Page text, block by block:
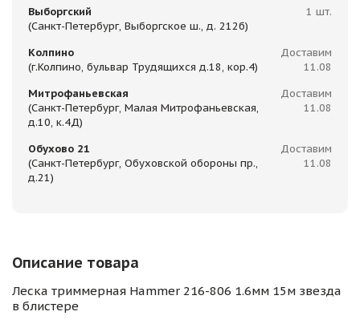
Выборгский
(Санкт-Петербург, Выборгское ш., д. 212б)
1 шт.
Колпино
(г.Колпино, бульвар Трудящихся д.18, кор.4)
Доставим
11.08
Митрофаньевская
(Санкт-Петербург, Малая Митрофаньевская,
д.10, к.4Д)
Доставим
11.08
Обухово 21
(Санкт-Петербург, Обуховской обороны пр.,
д.21)
Доставим
11.08
Описание товара
Леска триммерная Hammer 216-806 1.6мм 15м звезда
в блистере